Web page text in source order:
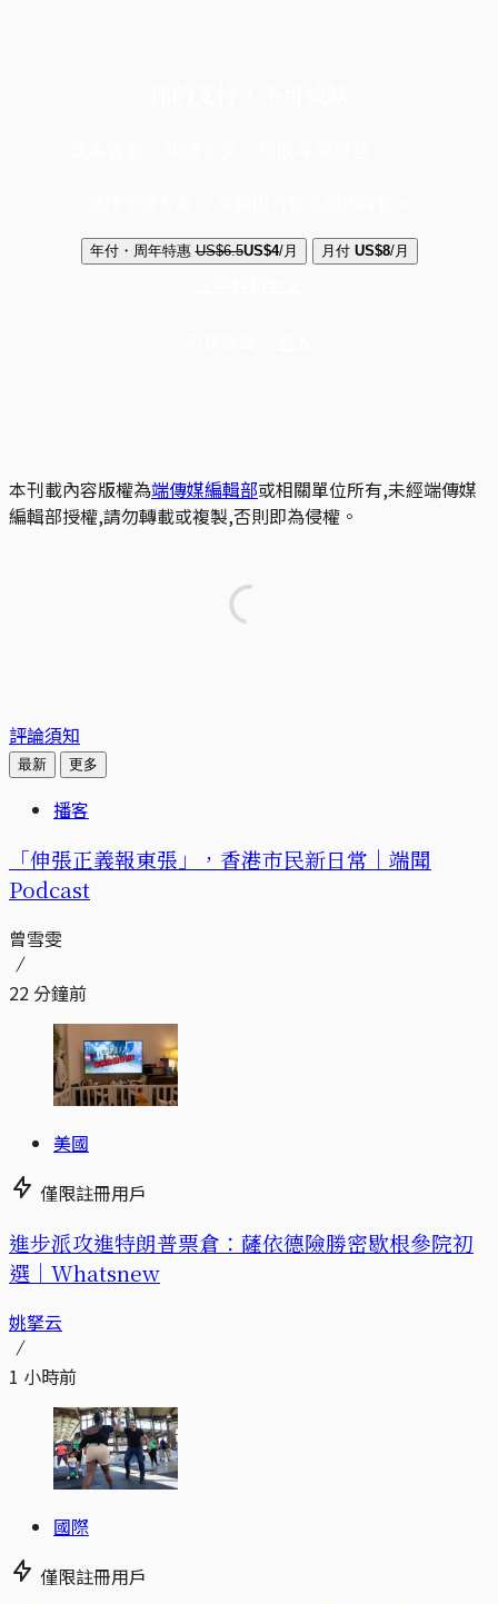
年付・周年特惠 US$6.5US$4/月 月付 US$8/月
本刊載內容版權為端傳媒編輯部或相關單位所有,未經端傳媒
編輯部授權,請勿轉載或複製,否則即為侵權。
評論須知
最新 更多
播客
「伸張正義報東張」，香港市民新日常｜端聞
Podcast
曾雪雯
22 分鐘前
美國
僅限註冊用戶
進步派攻進特朗普票倉：薩依德險勝密歇根參院初
選｜Whatsnew
姚拏云
1 小時前
國際
僅限註冊用戶